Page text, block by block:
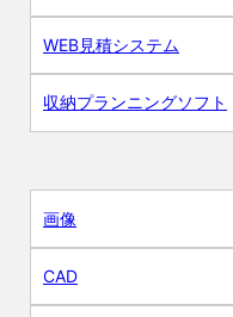
WEB見積システム
収納プランニングソフト
画像
CAD